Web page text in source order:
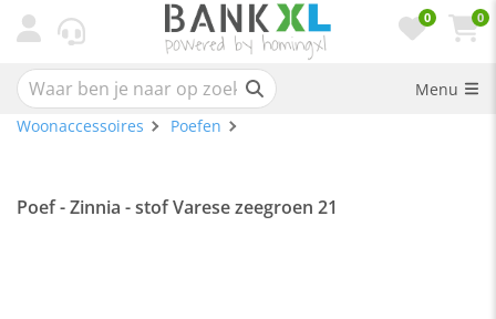
0 0
Menu
Woonaccessoires
Poefen
Poef - Zinnia - stof Varese zeegroen 21